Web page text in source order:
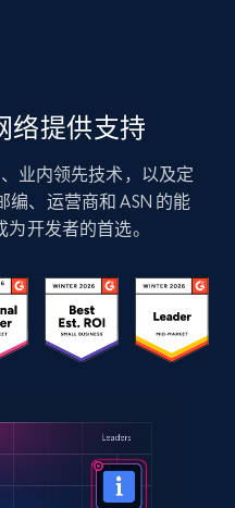
络提供支持
业内领先技术，以及定
、运营商和 ASN 的能
为开发者的首选。